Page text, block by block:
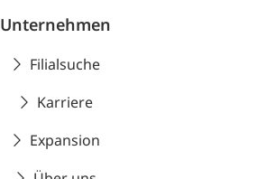
Unternehmen
Filialsuche
Karriere
Expansion